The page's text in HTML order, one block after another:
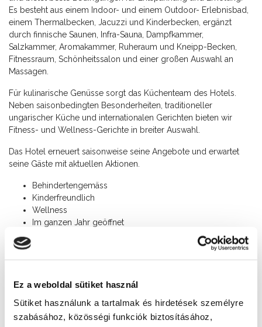
Ez a weboldal sütiket használ
Sütiket használunk a tartalmak és hirdetések személyre
szabásához, közösségi funkciók biztosításához,
Es besteht aus einem Indoor- und einem Outdoor- Erlebnisbad,
einem Thermalbecken, Jacuzzi und Kinderbecken, ergänzt
durch finnische Saunen, Infra-Sauna, Dampfkammer,
Salzkammer, Aromakammer, Ruheraum und Kneipp-Becken,
Fitnessraum, Schönheitssalon und einer großen Auswahl an
Massagen.
Für kulinarische Genüsse sorgt das Küchenteam des Hotels.
Neben saisonbedingten Besonderheiten, traditioneller
ungarischer Küche und internationalen Gerichten bieten wir
Fitness- und Wellness-Gerichte in breiter Auswahl.
Das Hotel erneuert saisonweise seine Angebote und erwartet
seine Gäste mit aktuellen Aktionen.
Behindertengemäss
Kinderfreundlich
Wellness
Im ganzen Jahr geöffnet
Addresse
8600 Siófok, Erkel Ferenc u. 2/c.